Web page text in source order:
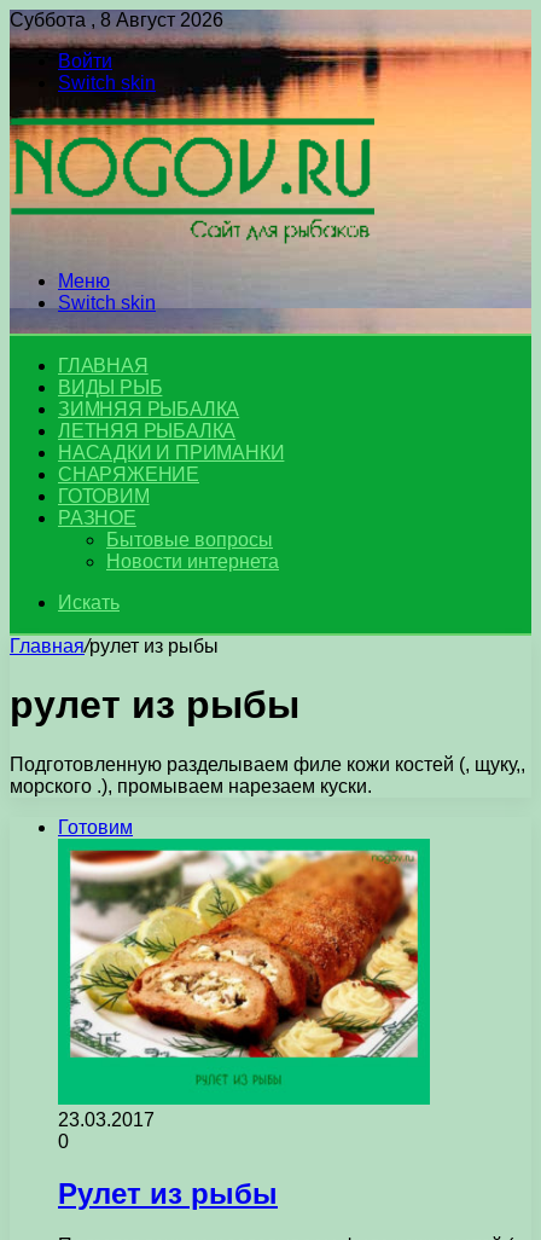
Суббота , 8 Август 2026
Войти
Switch skin
Меню
Switch skin
ГЛАВНАЯ
ВИДЫ РЫБ
ЗИМНЯЯ РЫБАЛКА
ЛЕТНЯЯ РЫБАЛКА
НАСАДКИ И ПРИМАНКИ
СНАРЯЖЕНИЕ
ГОТОВИМ
РАЗНОЕ
Бытовые вопросы
Новости интернета
Искать
Главная/рулет из рыбы
рулет из рыбы
Подготовленную разделываем филе кожи костей (, щуку,,
морского .), промываем нарезаем куски.
Готовим
23.03.2017
0
Рулет из рыбы